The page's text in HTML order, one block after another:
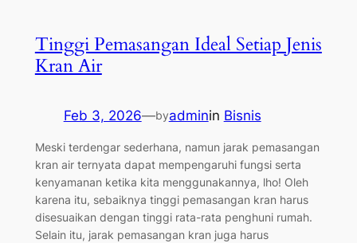
Tinggi Pemasangan Ideal Setiap Jenis
Kran Air
Feb 3, 2026—byadminin Bisnis
Meski terdengar sederhana, namun jarak pemasangan
kran air ternyata dapat mempengaruhi fungsi serta
kenyamanan ketika kita menggunakannya, lho! Oleh
karena itu, sebaiknya tinggi pemasangan kran harus
disesuaikan dengan tinggi rata-rata penghuni rumah.
Selain itu, jarak pemasangan kran juga harus